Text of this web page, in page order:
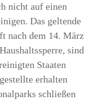
nicht auf einen
Das geltende
nach dem 14. März
sind
Staaten
erhalten
schließen